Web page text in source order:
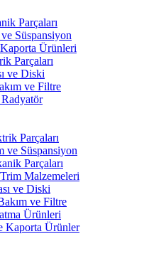
Parçaları
Süspansiyon
Ürünleri
Parçaları
ve Diski
ve Filtre
Parçaları
ve Süspansiyon
Parçaları
Malzemeleri
ve Diski
ve Filtre
Ürünleri
Kaporta Ürünler